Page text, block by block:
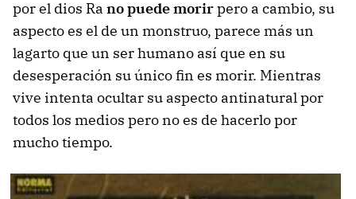
por el dios Ra no puede morirpero a cambio, su
aspecto es el de un monstruo, parece más un
lagarto que un ser humano así que en su
desesperación su único fin es morir. Mientras
vive intenta ocultar su aspecto antinatural por
todos los medios pero no es de hacerlo por
mucho tiempo.